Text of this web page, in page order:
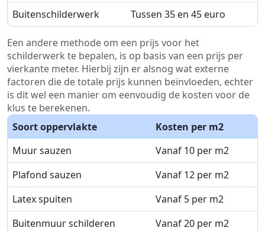
Buitenschilderwerk
Tussen 35 en 45 euro
Een andere methode om een prijs voor het
schilderwerk te bepalen, is op basis van een prijs per
vierkante meter. Hierbij zijn er alsnog wat externe
factoren die de totale prijs kunnen beïnvloeden, echter
is dit wel een manier om eenvoudig de kosten voor de
klus te berekenen.
Soort oppervlakte
Kosten per m2
Muur sauzen
Vanaf 10 per m2
Plafond sauzen
Vanaf 12 per m2
Latex spuiten
Vanaf 5 per m2
Buitenmuur schilderen
Vanaf 20 per m2